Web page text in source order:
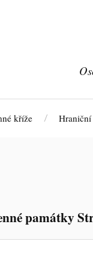
kříže
památky